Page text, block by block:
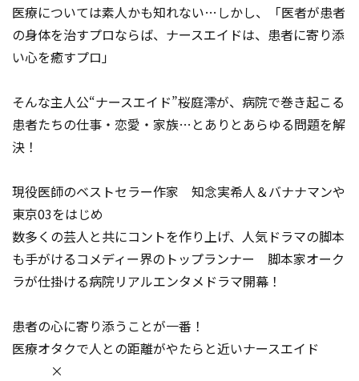
医療については素人かも知れない…しかし、「医者が患者
の身体を治すプロならば、ナースエイドは、患者に寄り添
い心を癒すプロ」
そんな主人公“ナースエイド”桜庭澪が、病院で巻き起こる
患者たちの仕事・恋愛・家族…とありとあらゆる問題を解
決！
現役医師のベストセラー作家 知念実希人＆バナナマンや
東京03をはじめ
数多くの芸人と共にコントを作り上げ、人気ドラマの脚本
も手がけるコメディー界のトップランナー 脚本家オーク
ラが仕掛ける病院リアルエンタメドラマ開幕！
患者の心に寄り添うことが一番！
医療オタクで人との距離がやたらと近いナースエイド
×